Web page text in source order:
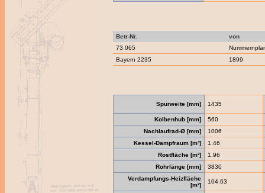
Betr-Nr.
von
73 065
Bayern 2235
1899
Spurweite [mm] 1435
Kolbenhub [mm]
560
Nachlaufrad-Ø [mm]
1006
Kessel-Dampfraum [m³]
1.46
Rostfläche [m²]
1.96
Rohrlänge [mm]
3830
Verdampfungs-Heizfläche
[m²]
104.63